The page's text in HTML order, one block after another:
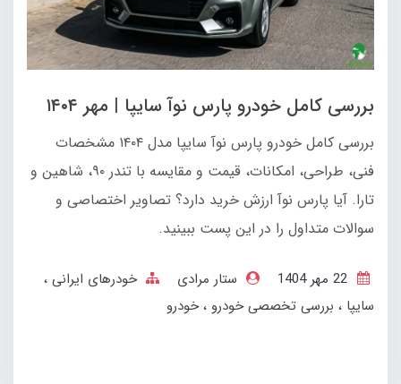
بررسی کامل خودرو پارس نوآ سایپا | مهر ۱۴۰۴
بررسی کامل خودرو پارس نوآ سایپا مدل ۱۴۰۴ مشخصات
فنی، طراحی، امکانات، قیمت و مقایسه با تندر ۹۰، شاهین و
تارا. آیا پارس نوآ ارزش خرید دارد؟ تصاویر اختصاصی و
سوالات متداول را در این پست ببینید.
ستار مرادی
خودرهای ایرانی
سایپا
بررسی تخصصی خودرو خودرو